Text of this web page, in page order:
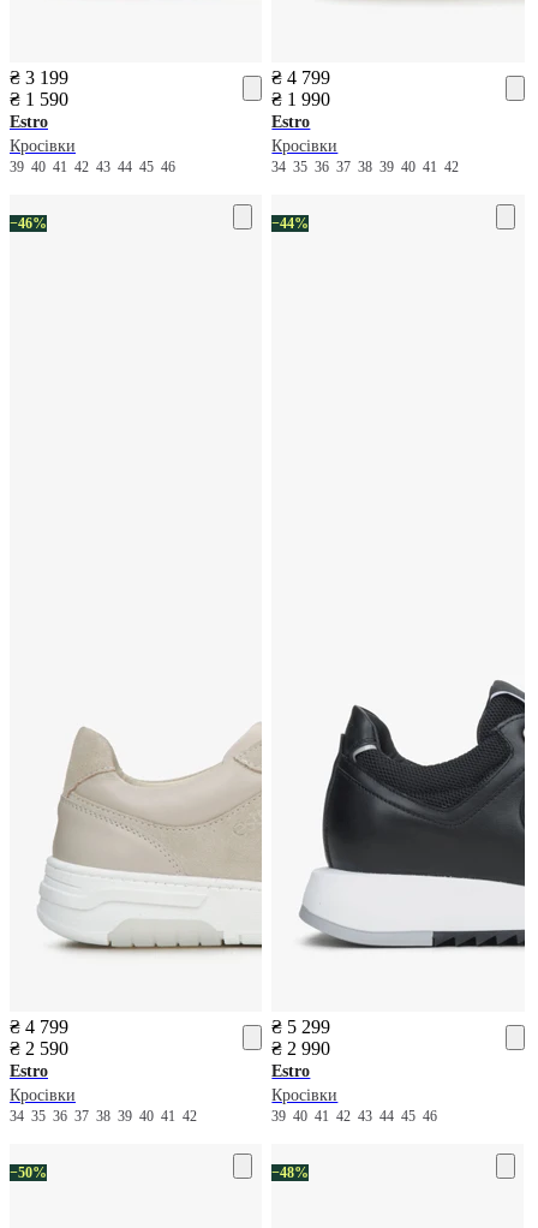
₴ 3 199
₴ 1 590
Estro
Кросівки
39 40 41 42 43 44 45 46
₴ 4 799
₴ 1 990
Estro
Кросівки
343536373839404142
−46%
₴ 4 799
₴ 2 590
Estro
Кросівки
34 35 36 37 38 39 40 41 42
−44%
₴ 5 299
₴ 2 990
Estro
Кросівки
3940414243444546
−50% −48%